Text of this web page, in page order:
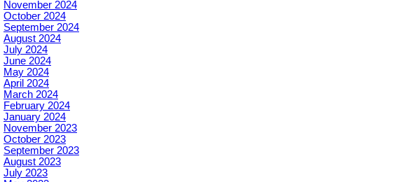
November 2024
October 2024
September 2024
August 2024
July 2024
June 2024
May 2024
April 2024
March 2024
February 2024
January 2024
November 2023
October 2023
September 2023
August 2023
July 2023